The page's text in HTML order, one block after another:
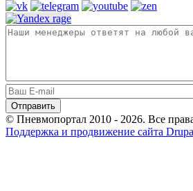
© Пневмопортал 2010 - 2026. Все
Поддержка и продвижение сайта